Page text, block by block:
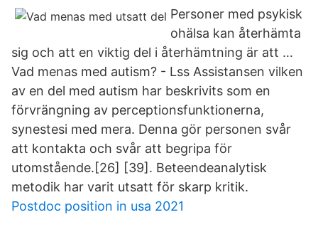
Personer med psykisk
ohälsa kan återhämta
sig och att en viktig del i återhämtning är att …
Vad menas med autism? - Lss Assistansen vilken
av en del med autism har beskrivits som en
förvrängning av perceptionsfunktionerna,
synestesi med mera. Denna gör personen svår
att kontakta och svår att begripa för
utomstående.[26] [39]. Beteendeanalytisk
metodik har varit utsatt för skarp kritik.
Postdoc position in usa 2021